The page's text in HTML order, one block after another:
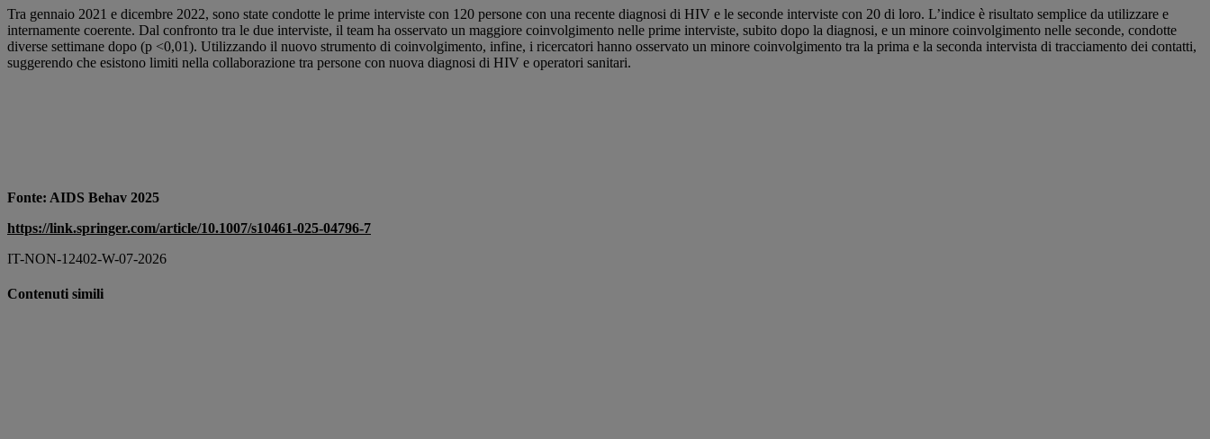
Tra gennaio 2021 e dicembre 2022, sono state condotte le prime interviste con 120 persone con una recente diagnosi di HIV e le seconde interviste con 20 di loro. L’indice è risultato semplice da utilizzare e
internamente coerente. Dal confronto tra le due interviste, il team ha osservato un maggiore coinvolgimento nelle prime interviste, subito dopo la diagnosi, e un minore coinvolgimento nelle seconde, condotte
diverse settimane dopo (p <0,01). Utilizzando il nuovo strumento di coinvolgimento, infine, i ricercatori hanno osservato un minore coinvolgimento tra la prima e la seconda intervista di tracciamento dei contatti,
suggerendo che esistono limiti nella collaborazione tra persone con nuova diagnosi di HIV e operatori sanitari.
Fonte: AIDS Behav 2025
https://link.springer.com/article/10.1007/s10461-025-04796-7
IT-NON-12402-W-07-2026
Contenuti simili